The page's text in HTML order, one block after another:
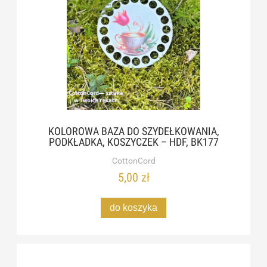
KOLOROWA BAZA DO SZYDEŁKOWANIA,
PODKŁADKA, KOSZYCZEK – HDF, BK177
CottonCord
5,00 zł
do koszyka